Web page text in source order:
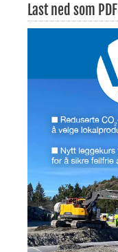
Last ned som PDF